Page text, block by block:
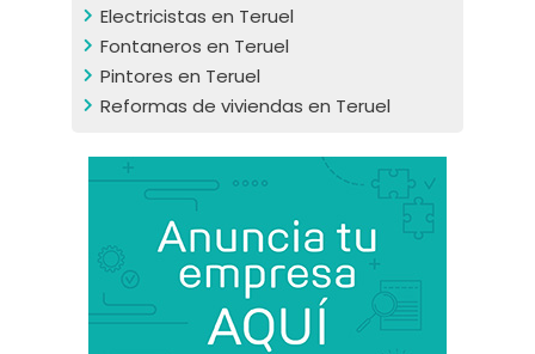
Electricistas en Teruel
Fontaneros en Teruel
Pintores en Teruel
Reformas de viviendas en Teruel